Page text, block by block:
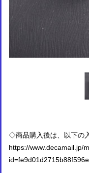
◇商品購入後は、以下の
https://www.decamail.jp/